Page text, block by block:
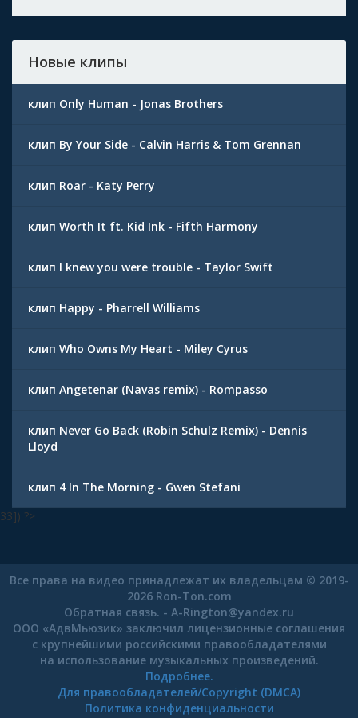
Новые клипы
клип Only Human - Jonas Brothers
клип By Your Side - Calvin Harris & Tom Grennan
клип Roar - Katy Perry
клип Worth It ft. Kid Ink - Fifth Harmony
клип I knew you were trouble - Taylor Swift
клип Happy - Pharrell Williams
клип Who Owns My Heart - Miley Cyrus
клип Angetenar (Navas remix) - Rompasso
клип Never Go Back (Robin Schulz Remix) - Dennis
Lloyd
клип 4 In The Morning - Gwen Stefani
33]) ?>
Все права на видео принадлежат их владельцам © 2019-
2026 Ron-Ton.com
Обратная связь. - A-Rington@yandex.ru
ООО «АдвМьюзик» заключил лицензионные соглашения
с крупнейшими российскими правообладателями
на использование музыкальных произведений.
Подробнее.
Для правообладателей/Copyright (DMCA)
Политика конфиденциальности